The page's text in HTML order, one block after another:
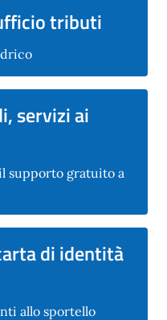
tributi
servizi ai
supporto gratuito a
di identità
allo sportello